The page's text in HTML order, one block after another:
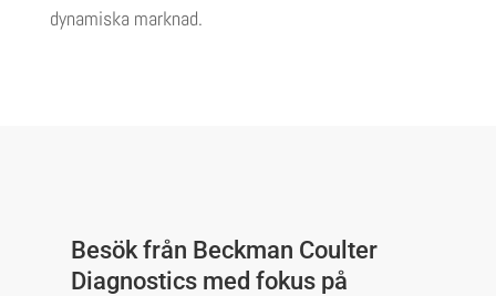
dynamiska marknad.
Besök från Beckman Coulter
Diagnostics med fokus på